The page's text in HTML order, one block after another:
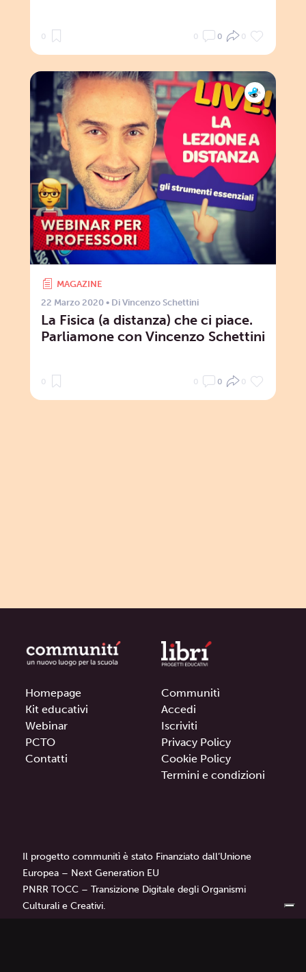
0 0 0 0
MAGAZINE
22 Marzo 2020 • Di Vincenzo Schettini
La Fisica (a distanza) che ci piace.
Parliamone con Vincenzo Schettini
0 0 0 0
Homepage
Kit educativi
Webinar
PCTO
Contatti
Communitì
Accedi
Iscriviti
Privacy Policy
Cookie Policy
Termini e condizioni
Il progetto communitì è stato Finanziato dall’Unione
Europea – Next Generation EU
PNRR TOCC – Transizione Digitale degli Organismi
Culturali e Creativi.